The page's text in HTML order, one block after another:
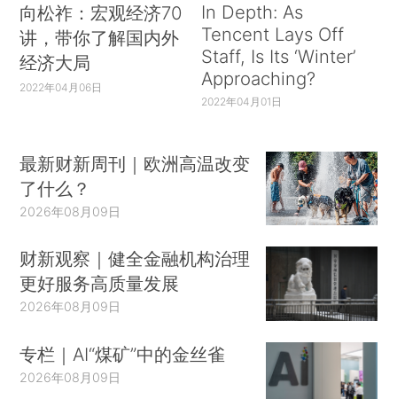
向松祚：宏观经济70
讲，带你了解国内外
经济大局
2022年04月06日
In Depth: As
Tencent Lays Off
Staff, Is Its ‘Winter’
Approaching?
2022年04月01日
最新财新周刊｜欧洲高温改变
了什么？
2026年08月09日
财新观察｜健全金融机构治理
更好服务高质量发展
2026年08月09日
专栏｜AI“煤矿”中的金丝雀
2026年08月09日